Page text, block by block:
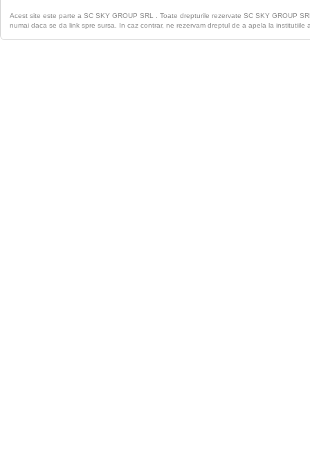
Acest site este parte a SC SKY GROUP SRL . Toate drepturile rezervate SC SKY GROUP
numai daca se da link spre sursa. In caz contrar, ne rezervam dreptul de a apela la institutiile